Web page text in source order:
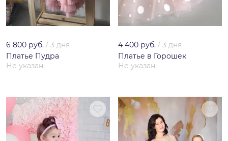
6 800 руб. / 3 дня
Платье Пудра
Не указан
4 400 руб. / 3 дня
Платье в Горошек
Не указан